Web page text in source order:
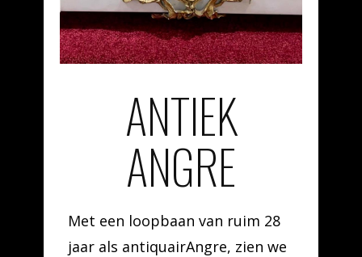
ANTIEK
ANGRE
Met een loopbaan van ruim 28
jaar als antiquairAngre, zien we